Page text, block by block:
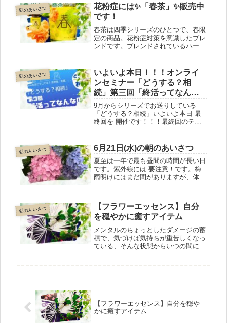
持ち歩きにも便利な 50ｍL のプラス
チックスプレーボトルです
朝のあいさつ
花粉症には✨「春茶」✨販売中
です！
春茶は四季シリーズのひとつで、春限
定の商品。花粉症対策を意識したブレ
ンドです。ブレンドされているハーブ
今年も2月1日より販売開始しました。
症状の軽い方ならこれだけで花粉症対
策OKかも！？
朝のあいさつ
いよいよ本日！！！オンライ
ンセミナー「どうする？相
続」第三回「終活ってなんな
のよ？」
9月からシリーズでお送りしている
「どうする？相続」いよいよ本日 最
終回を 開催です！！！最終回のテー
対談形式のオンラインセミナー、本日
2月29日(木)14時～。後追い視聴もで
きます！
朝のあいさつ 6月21日(水)の朝のあいさつ
夏至は一年で最も昼間の時間が長い日
です。紫外線には 要注意！です。梅
雨明けにはまだ間がありますが、体調
リです。お求めは船橋おくすり舎 ま
たはオンラインストア でどうぞ。
朝のあいさつ
【フラワーエッセンス】自分
を穏やかに癒すアイテム
メンタルのちょっとしたダメージの蓄
積で、気づけば気持ちが重苦しくなっ
ている、そんな状態からいつの間にか
伝いしても。
【フラワーエッセンス】自分を穏や
かに癒すアイテム